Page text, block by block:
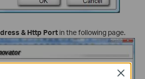
& Http Port in the following page.
Close